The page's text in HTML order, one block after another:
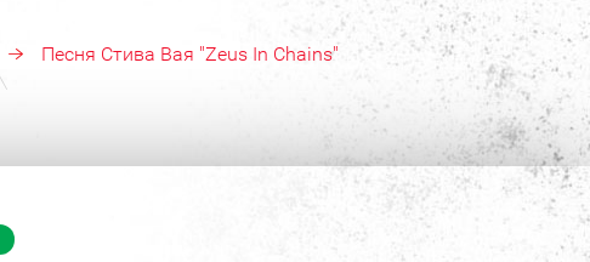
Песня Стива Вая "Zeus In Chains"